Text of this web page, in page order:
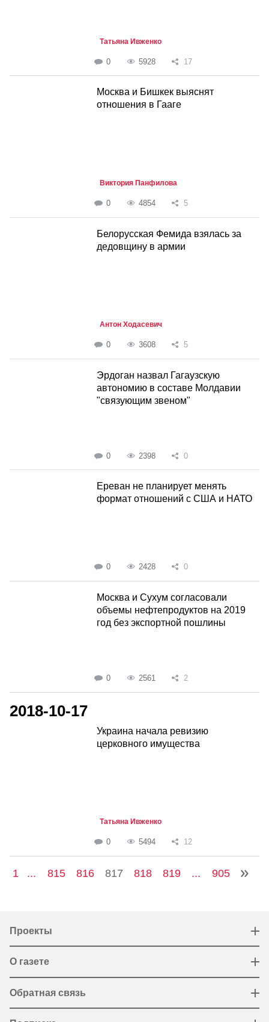
Татьяна Ивженко
0 5928 17
Москва и Бишкек выяснят
отношения в Гааге
Виктория Панфилова
0 4854 5
Белорусская Фемида взялась за
дедовщину в армии
Антон Ходасевич
0 3608 5
Эрдоган назвал Гагаузскую
автономию в составе Молдавии
"связующим звеном"
0 2398 0
Ереван не планирует менять
формат отношений с США и НАТО
0 2428 0
Москва и Сухум согласовали
объемы нефтепродуктов на 2019
год без экспортной пошлины
0 2561 2
2018-10-17
Украина начала ревизию
церковного имущества
Татьяна Ивженко
0 5494 12
1 ... 815 816 817 818 819 ... 905
Проекты
О газете
Обратная связь